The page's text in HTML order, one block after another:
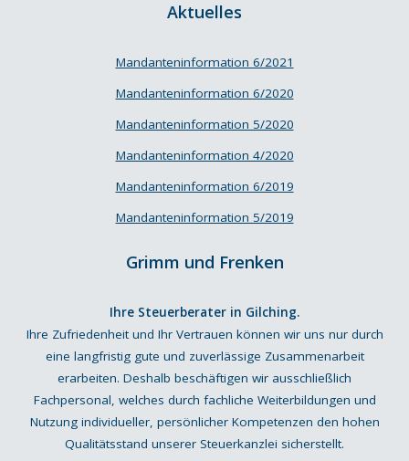
Aktuelles
Mandanteninformation 6/2021
Mandanteninformation 6/2020
Mandanteninformation 5/2020
Mandanteninformation 4/2020
Mandanteninformation 6/2019
Mandanteninformation 5/2019
Grimm und Frenken
Ihre Steuerberater in Gilching.
Ihre Zufriedenheit und Ihr Vertrauen können wir uns nur durch
eine langfristig gute und zuverlässige Zusammenarbeit
erarbeiten. Deshalb beschäftigen wir ausschließlich
Fachpersonal, welches durch fachliche Weiterbildungen und
Nutzung individueller, persönlicher Kompetenzen den hohen
Qualitätsstand unserer Steuerkanzlei sicherstellt.